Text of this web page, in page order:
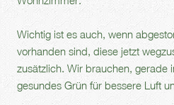
Wichtig ist es auch, wenn
vorhanden sind, diese jetzt
zusätzlich. Wir brauchen, gerade
gesundes Grün für bessere Luft